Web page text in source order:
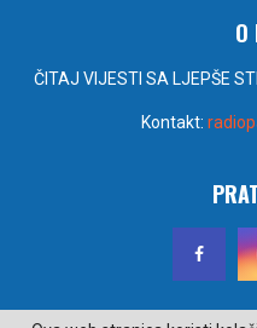
O
ČITAJ VIJESTI SA LJEPŠE
Kontakt: